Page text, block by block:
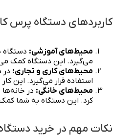
کاربردهای دستگاه پرس
محیط‌های آموزشی: دستگاه
می‌گیرد. این دستگاه کمک
محیط‌های کاری و تجاری: در
استفاده قرار می‌گیرد. این
محیط‌های خانگی: در
کرد. این دستگاه به شما
نکات مهم در خرید